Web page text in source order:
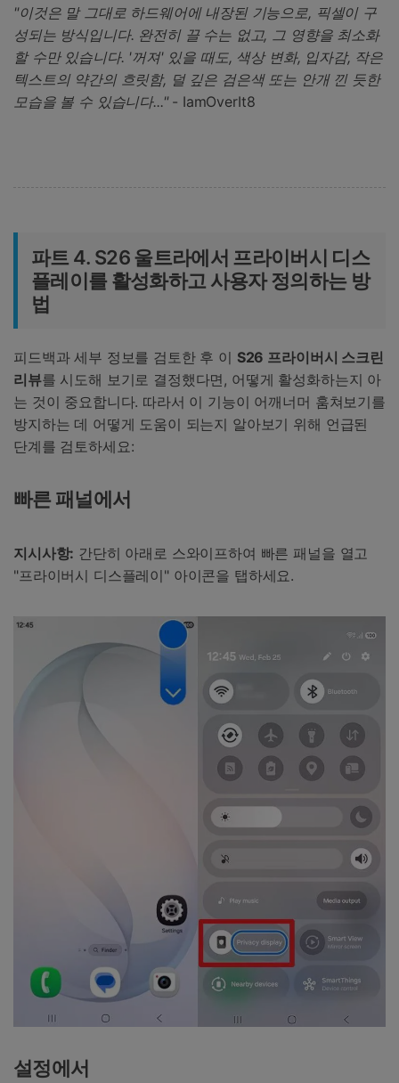
"이것은 말 그대로 하드웨어에 내장된 기능으로, 픽셀이 구
성되는 방식입니다. 완전히 끌 수는 없고, 그 영향을 최소화
할 수만 있습니다. '꺼져' 있을 때도, 색상 변화, 입자감, 작은
텍스트의 약간의 흐릿함, 덜 깊은 검은색 또는 안개 낀 듯한
모습을 볼 수 있습니다..."- IamOverIt8
파트 4. S26 울트라에서 프라이버시 디스
플레이를 활성화하고 사용자 정의하는 방
법
피드백과 세부 정보를 검토한 후 이 S26 프라이버시 스크린
리뷰를 시도해 보기로 결정했다면, 어떻게 활성화하는지 아
는 것이 중요합니다. 따라서 이 기능이 어깨너머 훔쳐보기를
방지하는 데 어떻게 도움이 되는지 알아보기 위해 언급된
단계를 검토하세요:
빠른 패널에서
지시사항: 간단히 아래로 스와이프하여 빠른 패널을 열고
"프라이버시 디스플레이" 아이콘을 탭하세요.
설정에서